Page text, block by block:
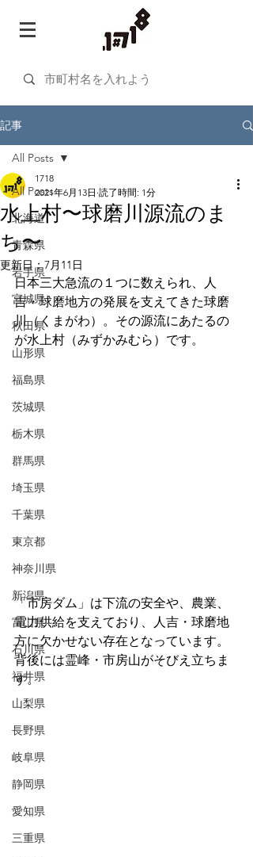
記事
All Posts
北海道
青森県
岩手県
宮城県
秋田県
山形県
福島県
茨城県
栃木県
群馬県
埼玉県
千葉県
東京都
神奈川県
新潟県
富山県
石川県
福井県
山梨県
長野県
岐阜県
静岡県
愛知県
三重県
All Posts
水上村〜球磨川源流のま
ち〜
1718
2021年6月13日 読了時間: 1分
更新日：7月11日
日本三大急流の１つに数えられ、人
吉・球磨地方の発展を支えてきた球磨
川（くまがわ）。その源流にあたるの
が水上村（みずかみむら）です。
「市房ダム」は下流の安全や、農業、
電力供給を支えており、人吉・球磨地
方に欠かせない存在となっています。
背後には霊峰・市房山がそびえ立ちま
す。